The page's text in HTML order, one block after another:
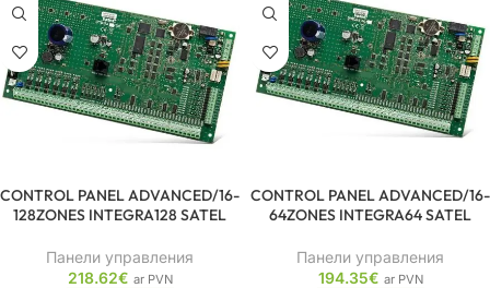
CONTROL PANEL ADVANCED/16-
128ZONES INTEGRA128 SATEL
Панели управления
218.62€ ar PVN
CONTROL PANEL ADVANCED/16-
64ZONES INTEGRA64 SATEL
Панели управления
194.35€ ar PVN